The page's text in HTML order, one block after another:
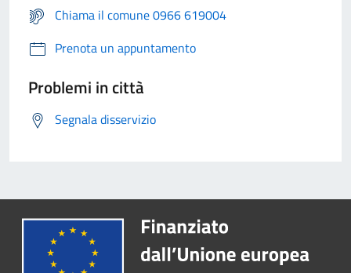
Chiama il comune 0966 619004
Prenota un appuntamento
Problemi in città
Segnala disservizio